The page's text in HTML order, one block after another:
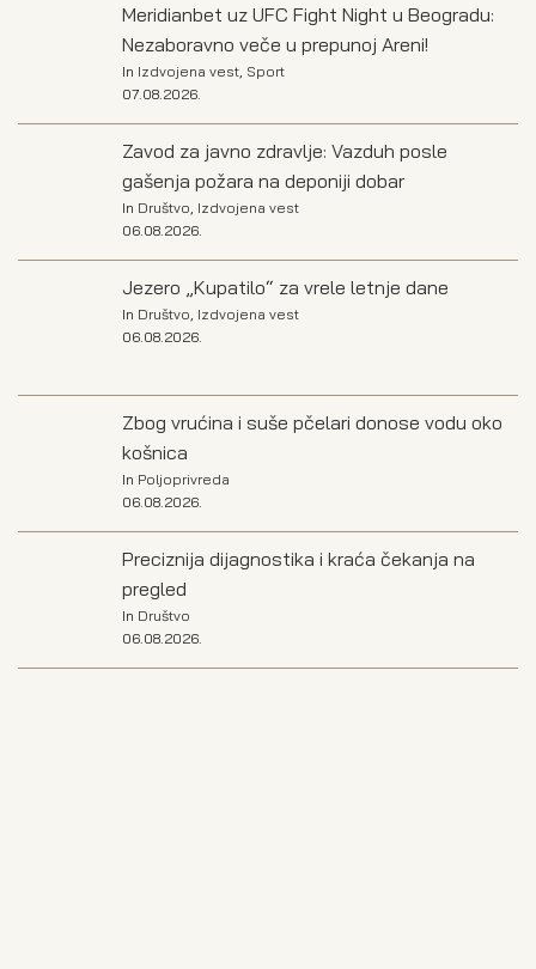
Meridianbet uz UFC Fight Night u Beogradu:
Nezaboravno veče u prepunoj Areni!
In Izdvojena vest, Sport
07.08.2026.
Zavod za javno zdravlje: Vazduh posle
gašenja požara na deponiji dobar
In Društvo Izdvojena vest
06.08.2026.
Jezero „Kupatilo“ za vrele letnje dane
In Društvo Izdvojena vest
06.08.2026.
Zbog vrućina i suše pčelari donose vodu oko
košnica
In Poljoprivreda
06.08.2026.
Preciznija dijagnostika i kraća čekanja na
pregled
In Društvo
06.08.2026.